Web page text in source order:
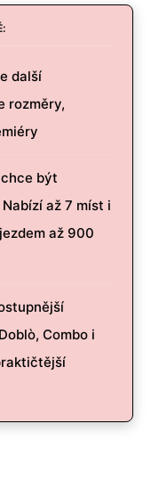
další
rozměry,
chce být
až 7 míst i
až 900
Combo i